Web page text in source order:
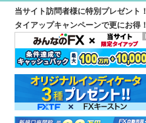
当サイト訪問者様に特別プレゼント！
タイアップキャンペーンで更にお得！